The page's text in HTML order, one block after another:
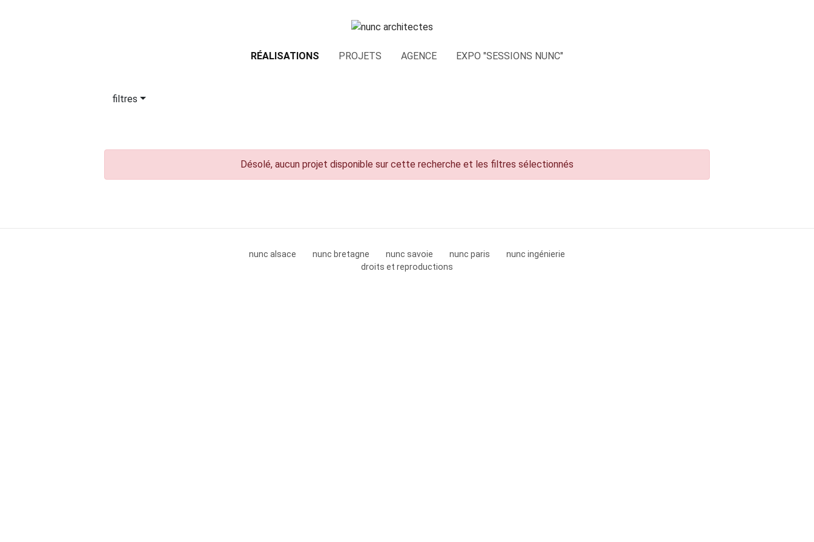
RÉALISATIONS PROJETS AGENCE EXPO "SESSIONS NUNC"
filtres
Désolé, aucun projet disponible sur cette recherche et les filtres sélectionnés
nunc alsace nunc bretagne nunc savoie nunc paris
nunc ingénierie
droits et reproductions